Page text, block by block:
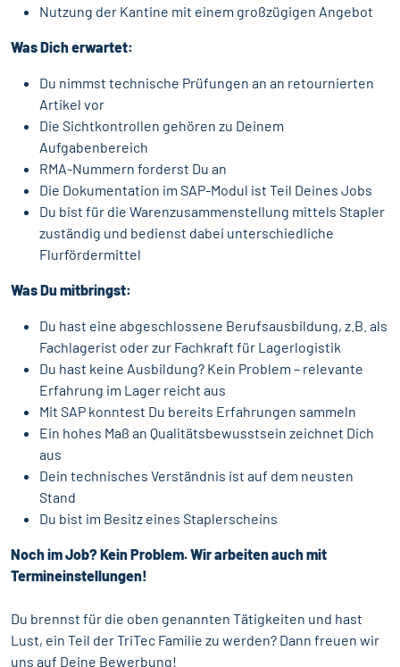
Nutzung der Kantine mit einem großzügigen Angebot
Was Dich erwartet:
Du nimmst technische Prüfungen an an retournierten
Artikel vor
Die Sichtkontrollen gehören zu Deinem
Aufgabenbereich
RMA-Nummern forderst Du an
Die Dokumentation im SAP-Modul ist Teil Deines Jobs
Du bist für die Warenzusammenstellung mittels Stapler
zuständig und bedienst dabei unterschiedliche
Flurfördermittel
Was Du mitbringst:
Du hast eine abgeschlossene Berufsausbildung, z.B. als
Fachlagerist oder zur Fachkraft für Lagerlogistik
Du hast keine Ausbildung? Kein Problem – relevante
Erfahrung im Lager reicht aus
Mit SAP konntest Du bereits Erfahrungen sammeln
Ein hohes Maß an Qualitätsbewusstsein zeichnet Dich
aus
Dein technisches Verständnis ist auf dem neusten
Stand
Du bist im Besitz eines Staplerscheins
Noch im Job? Kein Problem. Wir arbeiten auch mit
Termineinstellungen!
Du brennst für die oben genannten Tätigkeiten und hast
Lust, ein Teil der TriTec Familie zu werden? Dann freuen wir
uns auf Deine Bewerbung!